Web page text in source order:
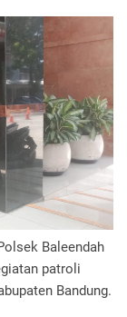
Baleendah
patroli
Bandung.